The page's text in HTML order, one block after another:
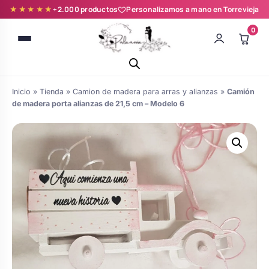
★★★★★+2.000 productos Personalizamos a mano en Torrevieja
0
novia y zapatillas
personalizadas
de boda
Árboles de Huellas para Primera
Comunión
Batas de comunión personalizadas
para niña
Inicio » Tienda » Camion de madera para arras y alianzas » Camión
de madera porta alianzas de 21,5 cm – Modelo 6